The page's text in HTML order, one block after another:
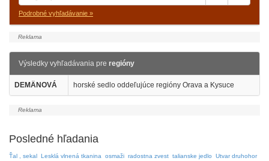
Podrobné vyhľadávanie »
Výsledky vyhľadávania pre regióny
DEMÄNOVÁ horské sedlo oddeľujúce regióny Orava a Kysuce
Posledné hľadania
Ťal , sekal Lesklá vlnená tkanina osmaži radostna zvest talianske jedlo Utvar druhohor